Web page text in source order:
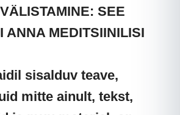
SEE
ANNA MEDITSIINILISI
sisalduv teave,
mitte ainult, tekst,